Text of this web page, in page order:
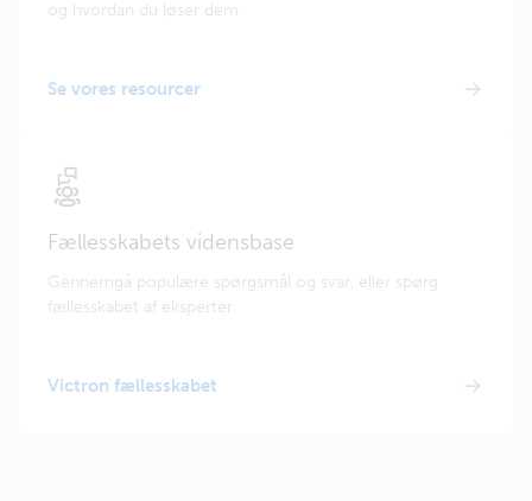
og hvordan du løser dem.
Se vores resourcer
Fællesskabets vidensbase
Gennemgå populære spørgsmål og svar, eller spørg
fællesskabet af eksperter.
Victron fællesskabet